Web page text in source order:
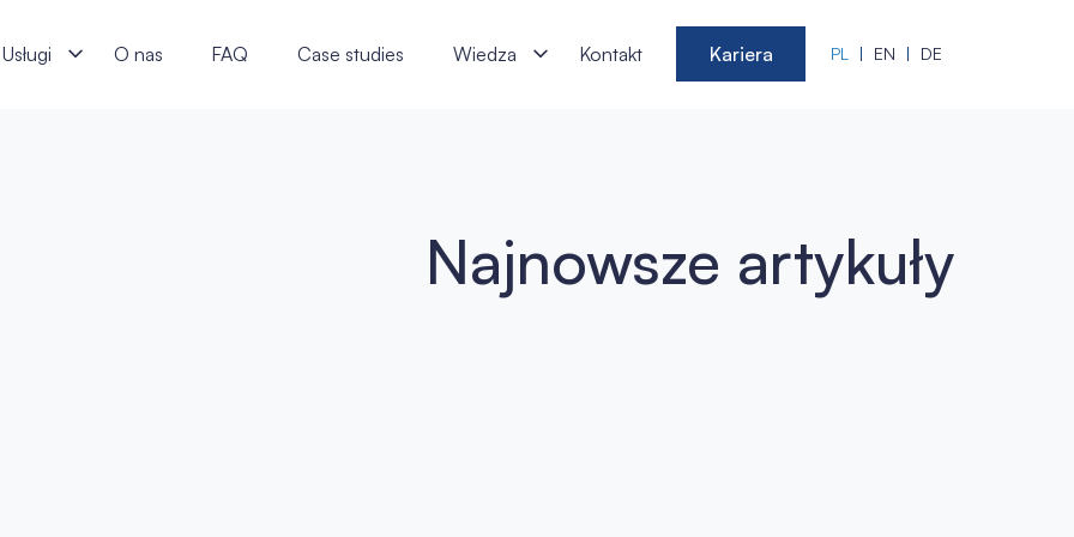
Usługi
O nas FAQ Case studies Wiedza Kontakt Kariera PL EN DE
Najnowsze artykuły